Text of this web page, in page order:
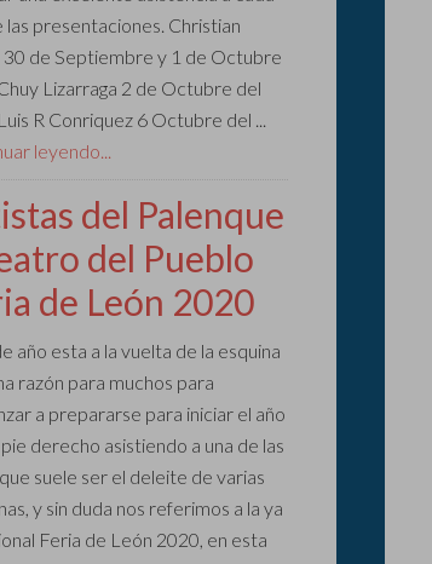
las presentaciones. Christian
30 de Septiembre y 1 de Octubre
Lizarraga 2 de Octubre del
R Conriquez 6 Octubre del ...
leyendo...
del Palenque
del Pueblo
de León 2020
año esta a la vuelta de la esquina
razón para muchos para
a prepararse para iniciar el año
derecho asistiendo a una de las
suele ser el deleite de varias
y sin duda nos referimos a la ya
Feria de León 2020, en esta